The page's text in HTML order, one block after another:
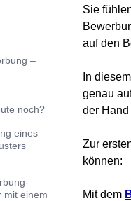
–
noch?
eines
mit einem
Sie
auf den
In
genau
der
Zur
können:
Mit dem